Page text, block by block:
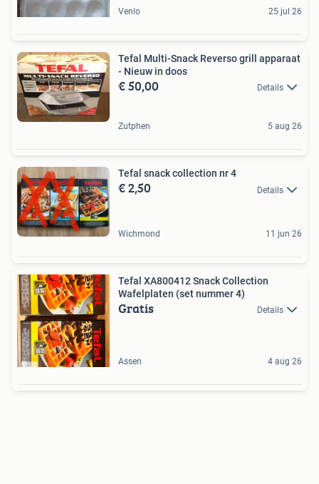
Venlo 25 jul 26
Tefal Multi-Snack Reverso grill apparaat
- Nieuw in doos
€ 50,00 Details
Zutphen 5 aug 26
Tefal snack collection nr 4
€ 2,50 Details
Wichmond 11 jun 26
Tefal XA800412 Snack Collection
Wafelplaten (set nummer 4)
Gratis Details
Assen 4 aug 26